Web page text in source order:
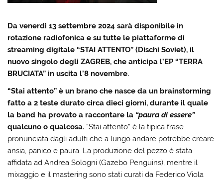
Da venerdì 13 settembre 2024 sarà disponibile in
rotazione radiofonica e su tutte le piattaforme di
streaming digitale “STAI ATTENTO” (Dischi Soviet), il
nuovo singolo degli ZAGREB, che anticipa l’EP “TERRA
BRUCIATA” in uscita l’8 novembre.
“Stai attento” è un brano che nasce da un brainstorming
fatto a 2 teste durato circa dieci giorni, durante il quale
la band ha provato a raccontare la “paura di essere”
qualcuno o qualcosa. “Stai attento” è la tipica frase
pronunciata dagli adulti che a lungo andare potrebbe creare
ansia, panico e paura. La produzione del pezzo è stata
affidata ad Andrea Sologni (Gazebo Penguins), mentre il
mixaggio e il mastering sono stati curati da Federico Viola